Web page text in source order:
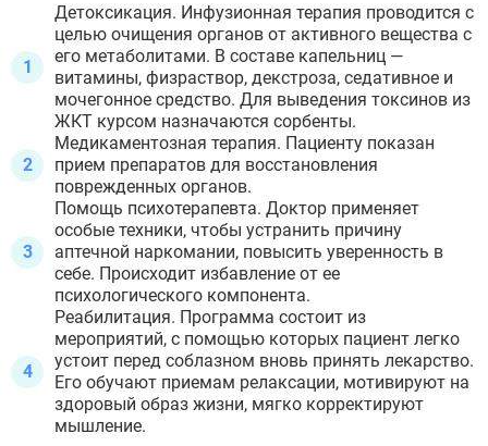
Детоксикация. Инфузионная терапия проводится с
целью очищения органов от активного вещества с
его метаболитами. В составе капельниц —
витамины, физраствор, декстроза, седативное и
мочегонное средство. Для выведения токсинов из
ЖКТ курсом назначаются сорбенты.
Медикаментозная терапия. Пациенту показан
прием препаратов для восстановления
поврежденных органов.
Помощь психотерапевта. Доктор применяет
особые техники, чтобы устранить причину
аптечной наркомании, повысить уверенность в
себе. Происходит избавление от ее
психологического компонента.
Реабилитация. Программа состоит из
мероприятий, с помощью которых пациент легко
устоит перед соблазном вновь принять лекарство.
Его обучают приемам релаксации, мотивируют на
здоровый образ жизни, мягко корректируют
мышление.